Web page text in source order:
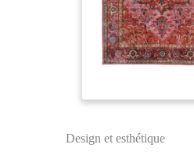
Design et esthétique